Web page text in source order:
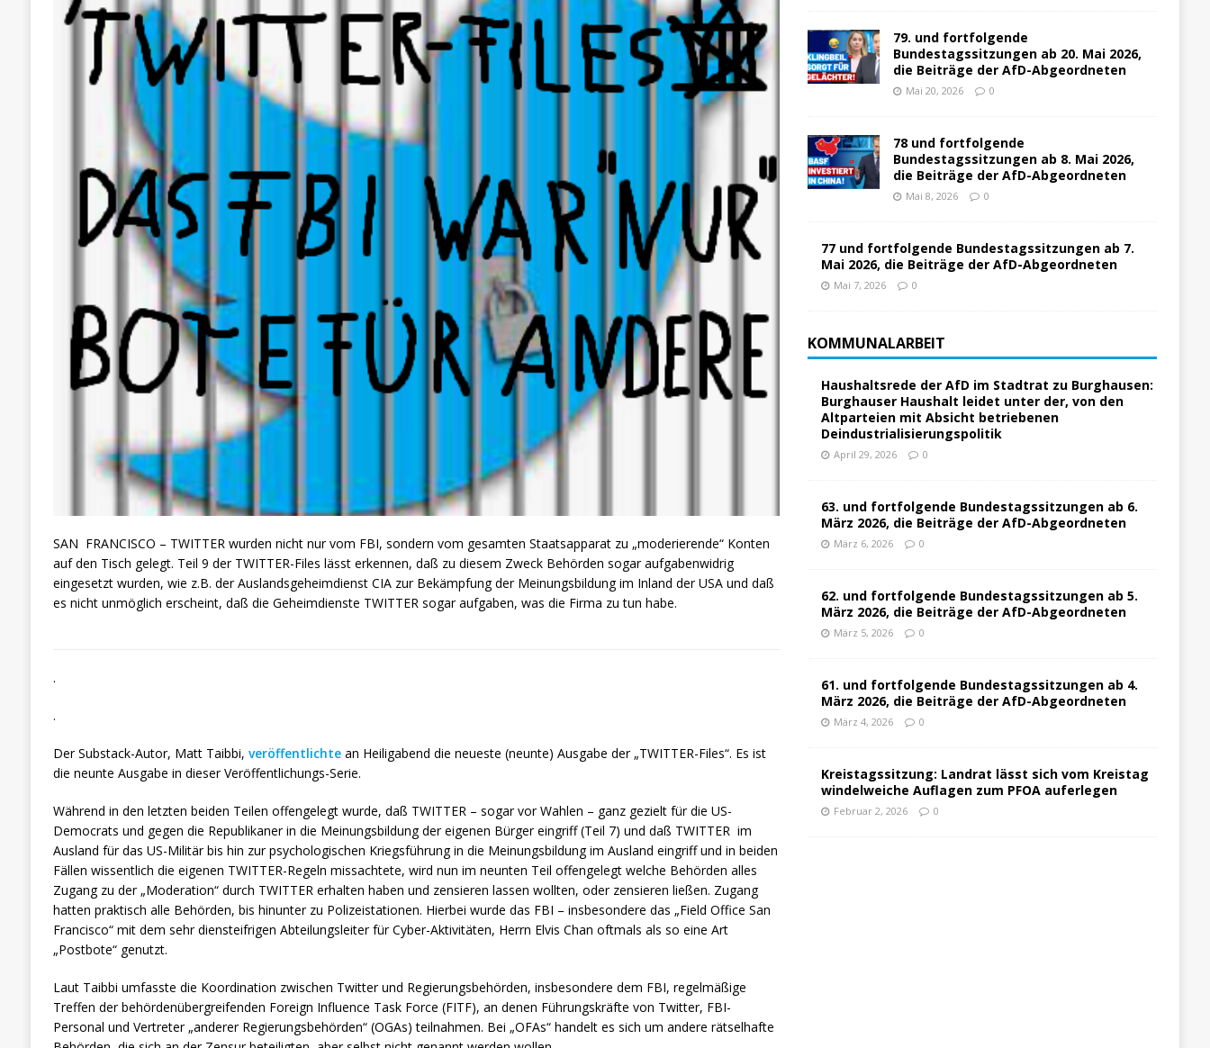
SAN FRANCISCO – TWITTER wurden nicht nur vom FBI, sondern vom gesamten Staatsapparat zu „moderierende“ Konten
auf den Tisch gelegt. Teil 9 der TWITTER-Files lässt erkennen, daß zu diesem Zweck Behörden sogar aufgabenwidrig
eingesetzt wurden, wie z.B. der Auslandsgeheimdienst CIA zur Bekämpfung der Meinungsbildung im Inland der USA und daß
es nicht unmöglich erscheint, daß die Geheimdienste TWITTER sogar aufgaben, was die Firma zu tun habe.
.
.
Der Substack-Autor, Matt Taibbi, veröffentlichtean Heiligabend die neueste (neunte) Ausgabe der „TWITTER-Files“. Es ist
die neunte Ausgabe in dieser Veröffentlichungs-Serie.
Während in den letzten beiden Teilen offengelegt wurde, daß TWITTER – sogar vor Wahlen – ganz gezielt für die US-
Democrats und gegen die Republikaner in die Meinungsbildung der eigenen Bürger eingriff (Teil 7) und daß TWITTER im
Ausland für das US-Militär bis hin zur psychologischen Kriegsführung in die Meinungsbildung im Ausland eingriff und in beiden
Fällen wissentlich die eigenen TWITTER-Regeln missachtete, wird nun im neunten Teil offengelegt welche Behörden alles
Zugang zu der „Moderation“ durch TWITTER erhalten haben und zensieren lassen wollten, oder zensieren ließen. Zugang
hatten praktisch alle Behörden, bis hinunter zu Polizeistationen. Hierbei wurde das FBI – insbesondere das „Field Office San
Francisco“ mit dem sehr diensteifrigen Abteilungsleiter für Cyber-Aktivitäten, Herrn Elvis Chan oftmals als so eine Art
„Postbote“ genutzt.
Laut Taibbi umfasste die Koordination zwischen Twitter und Regierungsbehörden, insbesondere dem FBI, regelmäßige
Treffen der behördenübergreifenden Foreign Influence Task Force (FITF), an denen Führungskräfte von Twitter, FBI-
Personal und Vertreter „anderer Regierungsbehörden“ (OGAs) teilnahmen. Bei „OFAs“ handelt es sich um andere rätselhafte
79. und fortfolgende
Bundestagssitzungen ab 20. Mai 2026,
die Beiträge der AfD-Abgeordneten
Mai 20, 2026 0
78 und fortfolgende
Bundestagssitzungen ab 8. Mai 2026,
die Beiträge der AfD-Abgeordneten
Mai 8, 2026 0
77 und fortfolgende Bundestagssitzungen ab 7.
Mai 2026, die Beiträge der AfD-Abgeordneten
Mai 7, 2026 0
KOMMUNALARBEIT
Haushaltsrede der AfD im Stadtrat zu Burghausen:
Burghauser Haushalt leidet unter der, von den
Altparteien mit Absicht betriebenen
Deindustrialisierungspolitik
April 29, 2026 0
63. und fortfolgende Bundestagssitzungen ab 6.
März 2026, die Beiträge der AfD-Abgeordneten
März 6, 2026 0
62. und fortfolgende Bundestagssitzungen ab 5.
März 2026, die Beiträge der AfD-Abgeordneten
März 5, 2026 0
61. und fortfolgende Bundestagssitzungen ab 4.
März 2026, die Beiträge der AfD-Abgeordneten
März 4, 2026 0
Kreistagssitzung: Landrat lässt sich vom Kreistag
windelweiche Auflagen zum PFOA auferlegen
Februar 2, 2026 0